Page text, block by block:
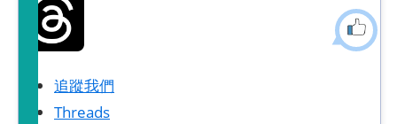
追蹤我們
Threads